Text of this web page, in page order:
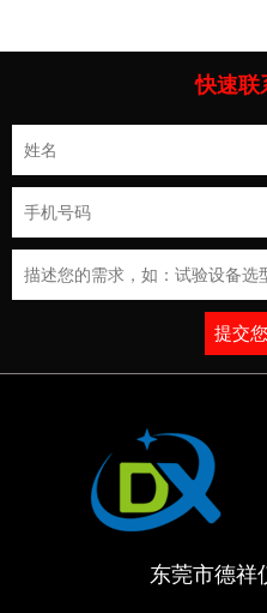
快速联
提交
东莞市德祥